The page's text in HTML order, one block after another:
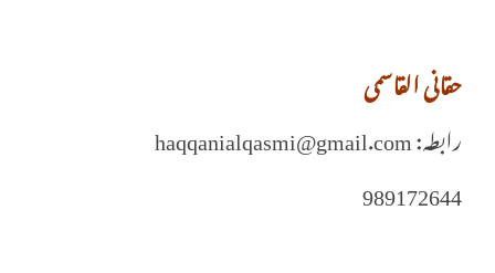
حقانی القاسمی
رابطہ: haqqanialqasmi@gmail.com
989172644